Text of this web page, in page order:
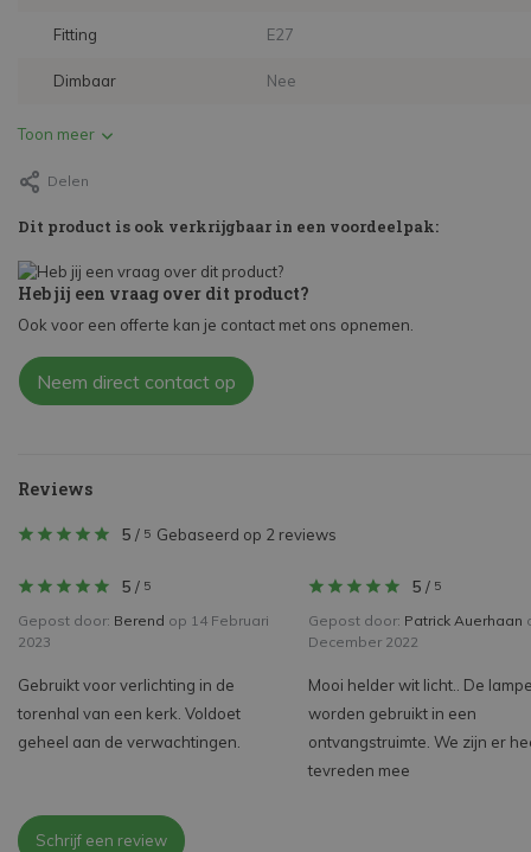
Fitting E27
Dimbaar Nee
Toon meer
Delen
Dit product is ook verkrijgbaar in een voordeelpak:
Heb jij een vraag over dit product?
Ook voor een offerte kan je contact met ons opnemen.
Neem direct contact op
Reviews
5 / 5 Gebaseerd op 2 reviews
5 / 5
Gepost door: Berend op 14 Februari
2023
Gebruikt voor verlichting in de
torenhal van een kerk. Voldoet
geheel aan de verwachtingen.
5 / 5
Gepost door: Patrick Auerhaan
December 2022
Mooi helder wit licht.. De
worden gebruikt in een
ontvangstruimte. We zijn er
tevreden mee
Schrijf een review